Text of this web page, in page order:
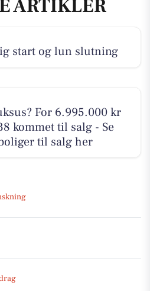
ARTIKLER
start og lun slutning
For 6.995.000 kr
kommet til salg - Se
til salg her